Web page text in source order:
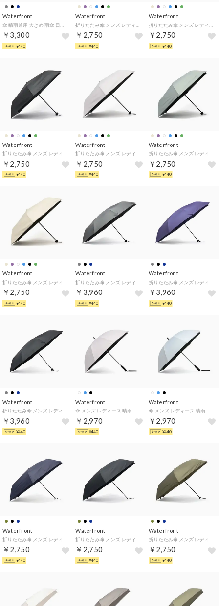
Waterfront
￥3,300
¥440
Waterfront
￥2,750
¥440
Waterfront
￥2,750
¥440
Waterfront
￥2,750
¥440
Waterfront
￥2,750
¥440
Waterfront
￥2,750
¥440
Waterfront
￥2,750
¥440
Waterfront
￥3,960
¥440
Waterfront
￥3,960
¥440
Waterfront
￥3,960
¥440
Waterfront
￥2,970
¥440
Waterfront
傘 メンズ レディース 晴雨兼用 大きい 雨傘 日傘 長傘 手動 完全遮光 UVカット 遮熱 撥水 耐風 全天候対応 LESS IS MORE ZENTENKOU 60cm S160-0889 （エアーブルー）
￥2,970
¥440
Waterfront
￥2,750
¥440
Waterfront
￥2,750
¥440
Waterfront
￥2,750
¥440